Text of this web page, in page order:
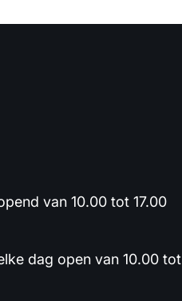
van 10.00 tot 17.00
dag open van 10.00 tot